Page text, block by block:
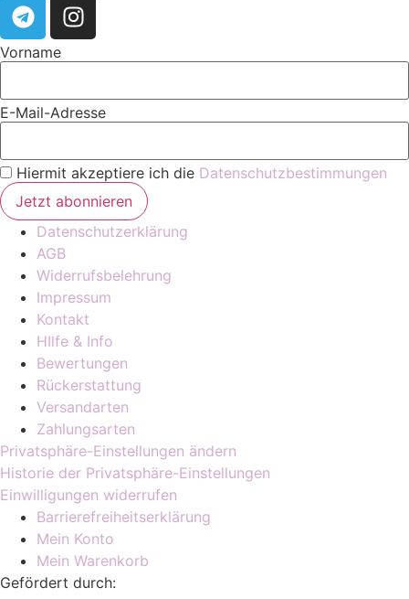
Vorname
E-Mail-Adresse
Hiermit akzeptiere ich die Datenschutzbestimmungen
Datenschutzerklärung
AGB
Widerrufsbelehrung
Impressum
Kontakt
HIlfe & Info
Bewertungen
Rückerstattung
Versandarten
Zahlungsarten
Privatsphäre-Einstellungen ändern
Historie der Privatsphäre-Einstellungen
Einwilligungen widerrufen
Barrierefreiheitserklärung
Mein Konto
Mein Warenkorb
Gefördert durch: